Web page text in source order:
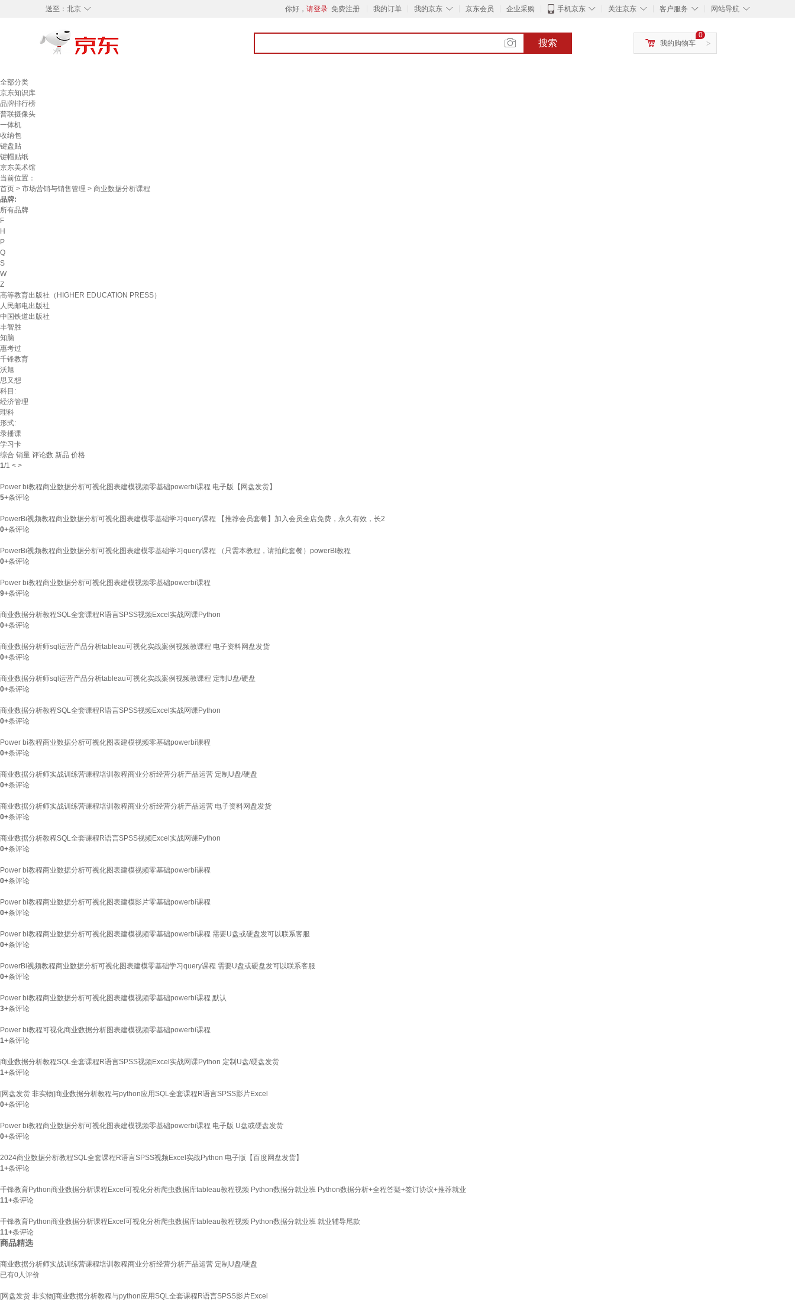
◇
送至： 北京 你好， 请登录 免费注册 我的订单 ◇
我的京东 京东会员 企业采购 ◇
手机京东 ◇
关注京东 ◇
客户服务 ◇
网站导航
搜索 >
0
我的购物车
全部分类
京东知识库
品牌排行榜
普联摄像头
一体机
收纳包
键盘贴
键帽贴纸
京东美术馆
当前位置：
首页 > 市场营销与销售管理 > 商业数据分析课程
品牌:
所有品牌
F
H
P
Q
S
W
Z
高等教育出版社（HIGHER EDUCATION PRESS）
人民邮电出版社
中国铁道出版社
丰智胜
知脑
惠考过
千锋教育
沃旭
思又想
科目:
经济管理
理科
形式:
录播课
学习卡
综合 销量 评论数 新品 价格
1/1 < >
Power bi教程商业数据分析可视化图表建模视频零基础powerbi课程 电子版【网盘发货】
5+条评论
PowerBi视频教程商业数据分析可视化图表建模零基础学习query课程 【推荐会员套餐】加入会员全店免费，永久有效，长2
0+条评论
PowerBi视频教程商业数据分析可视化图表建模零基础学习query课程 （只需本教程，请拍此套餐）powerBI教程
0+条评论
Power bi教程商业数据分析可视化图表建模视频零基础powerbi课程
9+条评论
商业数据分析教程SQL全套课程R语言SPSS视频Excel实战网课Python
0+条评论
商业数据分析师sql运营产品分析tableau可视化实战案例视频教课程 电子资料网盘发货
0+条评论
商业数据分析师sql运营产品分析tableau可视化实战案例视频教课程 定制U盘/硬盘
0+条评论
商业数据分析教程SQL全套课程R语言SPSS视频Excel实战网课Python
0+条评论
Power bi教程商业数据分析可视化图表建模视频零基础powerbi课程
0+条评论
商业数据分析师实战训练营课程培训教程商业分析经营分析产品运营 定制U盘/硬盘
0+条评论
商业数据分析师实战训练营课程培训教程商业分析经营分析产品运营 电子资料网盘发货
0+条评论
商业数据分析教程SQL全套课程R语言SPSS视频Excel实战网课Python
0+条评论
Power bi教程商业数据分析可视化图表建模视频零基础powerbi课程
0+条评论
Power bi教程商业数据分析可视化图表建模影片零基础powerbi课程
0+条评论
Power bi教程商业数据分析可视化图表建模视频零基础powerbi课程 需要U盘或硬盘发可以联系客服
0+条评论
PowerBi视频教程商业数据分析可视化图表建模零基础学习query课程 需要U盘或硬盘发可以联系客服
0+条评论
Power bi教程商业数据分析可视化图表建模视频零基础powerbi课程 默认
3+条评论
Power bi教程可视化商业数据分析图表建模视频零基础powerbi课程
1+条评论
商业数据分析教程SQL全套课程R语言SPSS视频Excel实战网课Python 定制U盘/硬盘发货
1+条评论
[网盘发货 非实物]商业数据分析教程与python应用SQL全套课程R语言SPSS影片Excel
0+条评论
Power bi教程商业数据分析可视化图表建模视频零基础powerbi课程 电子版 U盘或硬盘发货
0+条评论
2024商业数据分析教程SQL全套课程R语言SPSS视频Excel实战Python 电子版【百度网盘发货】
1+条评论
千锋教育Python商业数据分析课程Excel可视化分析爬虫数据库tableau教程视频 Python数据分就业班 Python数据分析+全程答疑+签订协议+推荐就业
11+条评论
千锋教育Python商业数据分析课程Excel可视化分析爬虫数据库tableau教程视频 Python数据分就业班 就业辅导尾款
11+条评论
商品精选
商业数据分析师实战训练营课程培训教程商业分析经营分析产品运营 定制U盘/硬盘
已有0人评价
[网盘发货 非实物]商业数据分析教程与python应用SQL全套课程R语言SPSS影片Excel